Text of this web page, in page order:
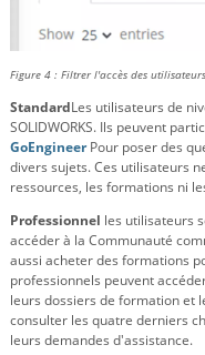
Figure 4 : Filtrer l'accès des utilisateurs
StandardLes utilisateurs de
SOLIDWORKS. Ils peuvent
GoEngineer Pour poser des
divers sujets. Ces utilisateurs
ressources, les formations ni
Professionnel les utilisateurs
accéder à la Communauté
aussi acheter des formations
professionnels peuvent
leurs dossiers de formation et
consulter les quatre derniers
leurs demandes d'assistance.